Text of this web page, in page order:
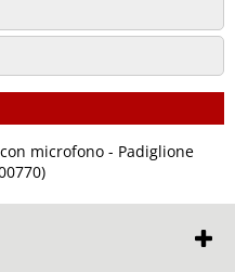
microfono - Padiglione